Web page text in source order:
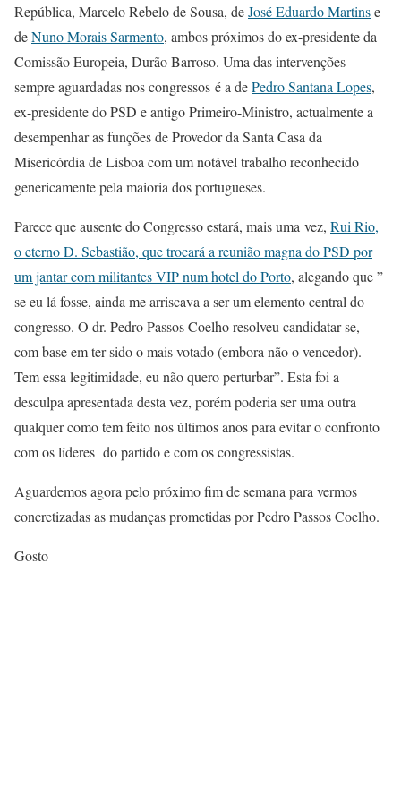
República, Marcelo Rebelo de Sousa, deJosé Eduardo Martinse
deNuno Morais Sarmento, ambos próximos do ex-presidente da
Comissão Europeia, Durão Barroso. Uma das intervenções
sempre aguardadas nos congressos é a dePedro Santana Lopes,
ex-presidente do PSD e antigo Primeiro-Ministro, actualmente a
desempenhar as funções de Provedor da Santa Casa da
Misericórdia de Lisboa com um notável trabalho reconhecido
genericamente pela maioria dos portugueses.
Parece que ausente do Congresso estará, mais uma vez, Rui Rio,
o eterno D. Sebastião, que trocará a reunião magna do PSD por
um jantar com militantes VIP num hotel do Porto, alegando que ”
se eu lá fosse, ainda me arriscava a ser um elemento central do
congresso. O dr. Pedro Passos Coelho resolveu candidatar-se,
com base em ter sido o mais votado (embora não o vencedor).
Tem essa legitimidade, eu não quero perturbar”. Esta foi a
desculpa apresentada desta vez, porém poderia ser uma outra
qualquer como tem feito nos últimos anos para evitar o confronto
com os líderes do partido e com os congressistas.
Aguardemos agora pelo próximo fim de semana para vermos
concretizadas as mudanças prometidas por Pedro Passos Coelho.
Gosto